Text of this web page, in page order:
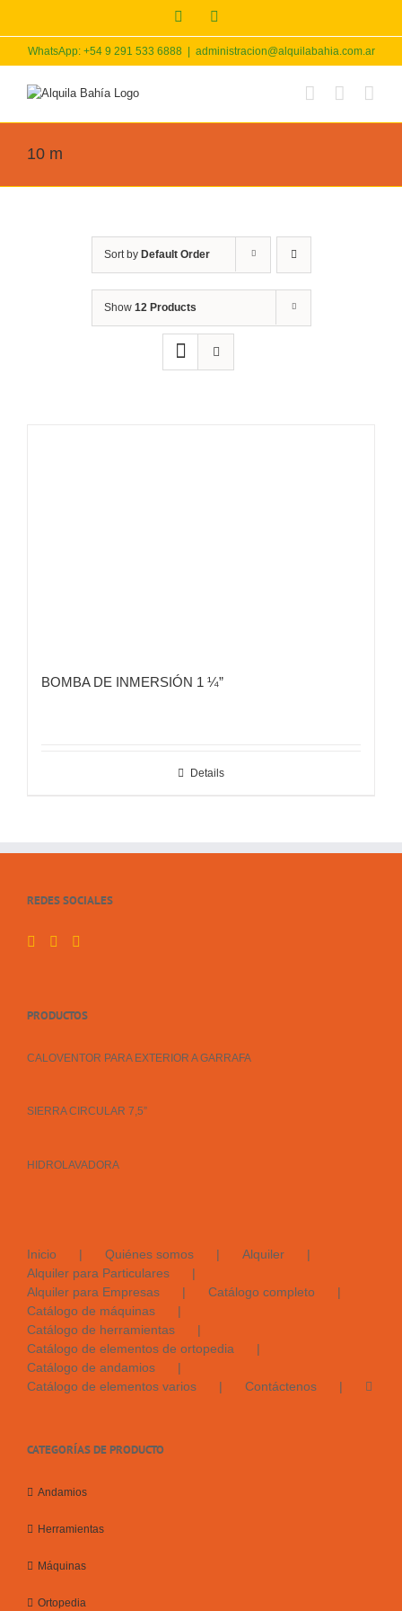
content
Facebook
WhatsApp: +54 9 291 533 6888 administracion@alquilabahia.com.ar
10 m
Sort by Default Order
Show 12 Products
BOMBA DE INMERSIÓN 1 ¼”
Details
REDES SOCIALES
PRODUCTOS
CALOVENTOR PARA EXTERIOR A GARRAFA
SIERRA CIRCULAR 7,5”
HIDROLAVADORA
Inicio Quiénes somos
Alquiler
Alquiler para Particulares
Alquiler para Empresas
Catálogo completo
Catálogo de máquinas
Catálogo de herramientas
Catálogo de elementos de ortopedia
Catálogo de andamios
Catálogo de elementos varios
Contáctenos
CATEGORÍAS DE PRODUCTO
Andamios
Herramientas
Máquinas
Ortopedia